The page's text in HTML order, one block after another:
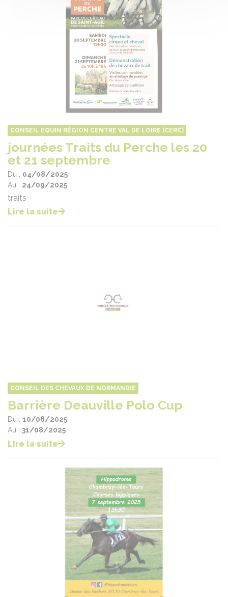
CONSEIL EQUIN RÉGION CENTRE VAL DE LOIRE (CERC)
journées Traits du Perche les 20
et 21 septembre
Du : 04/08/2025
Au : 24/09/2025
traits
Lire la suite
CONSEIL DES CHEVAUX DE NORMANDIE
Barrière Deauville Polo Cup
Du : 10/08/2025
Au : 31/08/2025
Lire la suite